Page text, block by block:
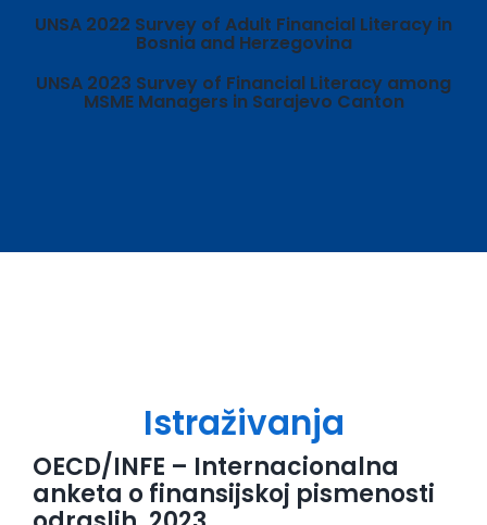
UNSA 2022 Survey of Adult Financial Literacy in
Bosnia and Herzegovina
UNSA 2023 Survey of Financial Literacy among
MSME Managers in Sarajevo Canton
Istraživanja
OECD/INFE – Internacionalna
anketa o finansijskoj pismenosti